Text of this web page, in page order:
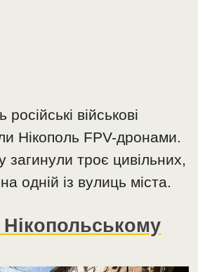
військові
Нікополь FPV-дронами.
загинули троє цивільних,
одній із вулиць міста.
Нікопольському